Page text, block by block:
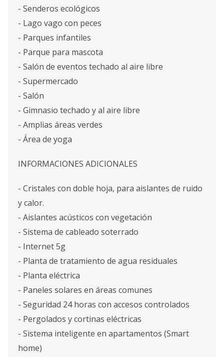
- Senderos ecológicos
- Lago vago con peces
- Parques infantiles
- Parque para mascota
- Salón de eventos techado al aire libre
- Supermercado
- Salón
- Gimnasio techado y al aire libre
- Amplias áreas verdes
- Área de yoga
INFORMACIONES ADICIONALES
- Cristales con doble hoja, para aislantes de ruido
y calor.
- Aislantes acústicos con vegetación
- Sistema de cableado soterrado
- Internet 5g
- Planta de tratamiento de agua residuales
- Planta eléctrica
- Paneles solares en áreas comunes
- Seguridad 24 horas con accesos controlados
- Pergolados y cortinas eléctricas
- Sistema inteligente en apartamentos (Smart
home)